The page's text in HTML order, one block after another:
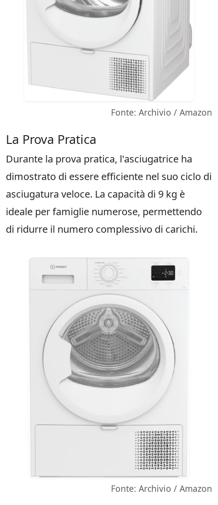
Fonte: Archivio / Amazon
La Prova Pratica
Durante la prova pratica, l'asciugatrice ha
dimostrato di essere efficiente nel suo ciclo di
asciugatura veloce. La capacità di 9 kg è
ideale per famiglie numerose, permettendo
di ridurre il numero complessivo di carichi.
Fonte: Archivio / Amazon